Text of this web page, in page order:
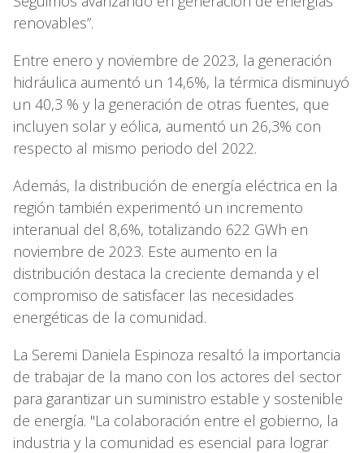
renovables”.
Entre enero y noviembre de 2023, la generación
hidráulica aumentó un 14,6%, la térmica disminuyó
un 40,3 % y la generación de otras fuentes, que
incluyen solar y eólica, aumentó un 26,3% con
respecto al mismo periodo del 2022.
Además, la distribución de energía eléctrica en la
región también experimentó un incremento
interanual del 8,6%, totalizando 622 GWh en
noviembre de 2023. Este aumento en la
distribución destaca la creciente demanda y el
compromiso de satisfacer las necesidades
energéticas de la comunidad.
La Seremi Daniela Espinoza resaltó la importancia
de trabajar de la mano con los actores del sector
para garantizar un suministro estable y sostenible
de energía. "La colaboración entre el gobierno, la
industria y la comunidad es esencial para lograr